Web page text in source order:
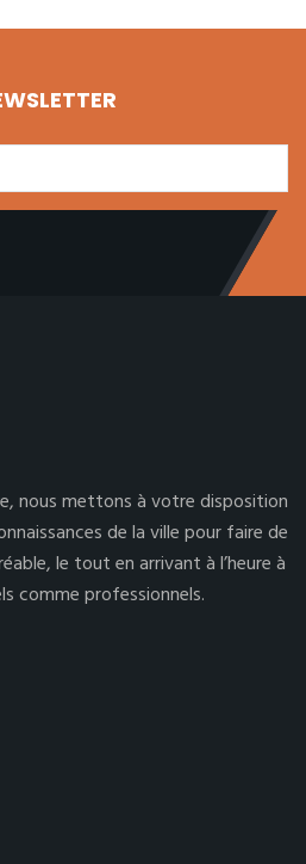
nous mettons à votre disposition
de la ville pour faire de
le tout en arrivant à l’heure à
comme professionnels.